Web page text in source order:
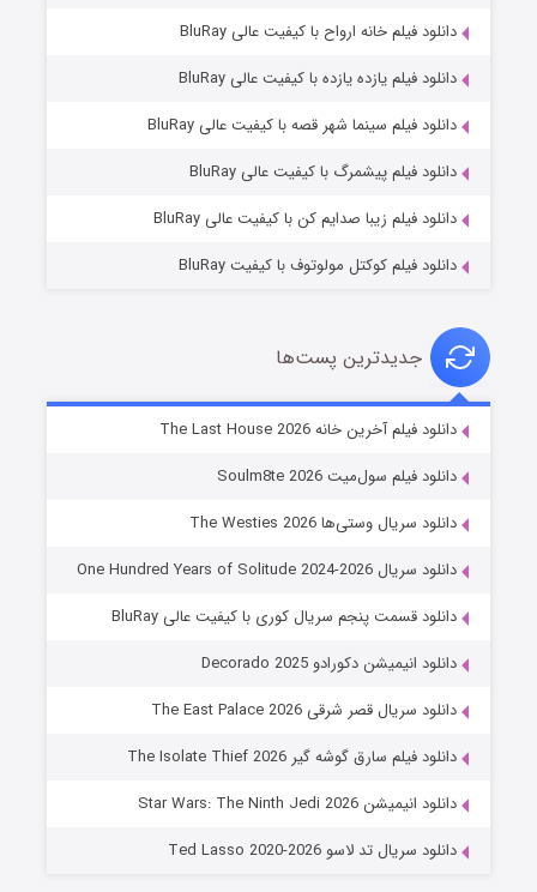
خاندان اژدها فصل ۳
جادوگری در مغولستان
قسمت۱۴ (زیرنویس) منتشر شد
دانلود فیلم خانه ارواح با کیفیت عالی BluRay
دانلود فیلم یازده یازده با کیفیت عالی BluRay
دانلود فیلم سینما شهر قصه با کیفیت عالی BluRay
دانلود فیلم پیشمرگ با کیفیت عالی BluRay
دانلود فیلم زیبا صدایم کن با کیفیت عالی BluRay
دانلود فیلم کوکتل مولوتوف با کیفیت BluRay
جدیدترین پست‌ها
دانلود فیلم آخرین خانه The Last House 2026
دانلود فیلم سول‌میت Soulm8te 2026
دانلود سریال وستی‌ها The Westies 2026
دانلود سریال One Hundred Years of Solitude 2024-2026
دانلود قسمت پنجم سریال کوری با کیفیت عالی BluRay
دانلود انیمیشن دکورادو Decorado 2025
دانلود سریال قصر شرقی The East Palace 2026
دانلود فیلم سارق گوشه گیر The Isolate Thief 2026
دانلود انیمیشن Star Wars: The Ninth Jedi 2026
دانلود سریال تد لاسو Ted Lasso 2020-2026